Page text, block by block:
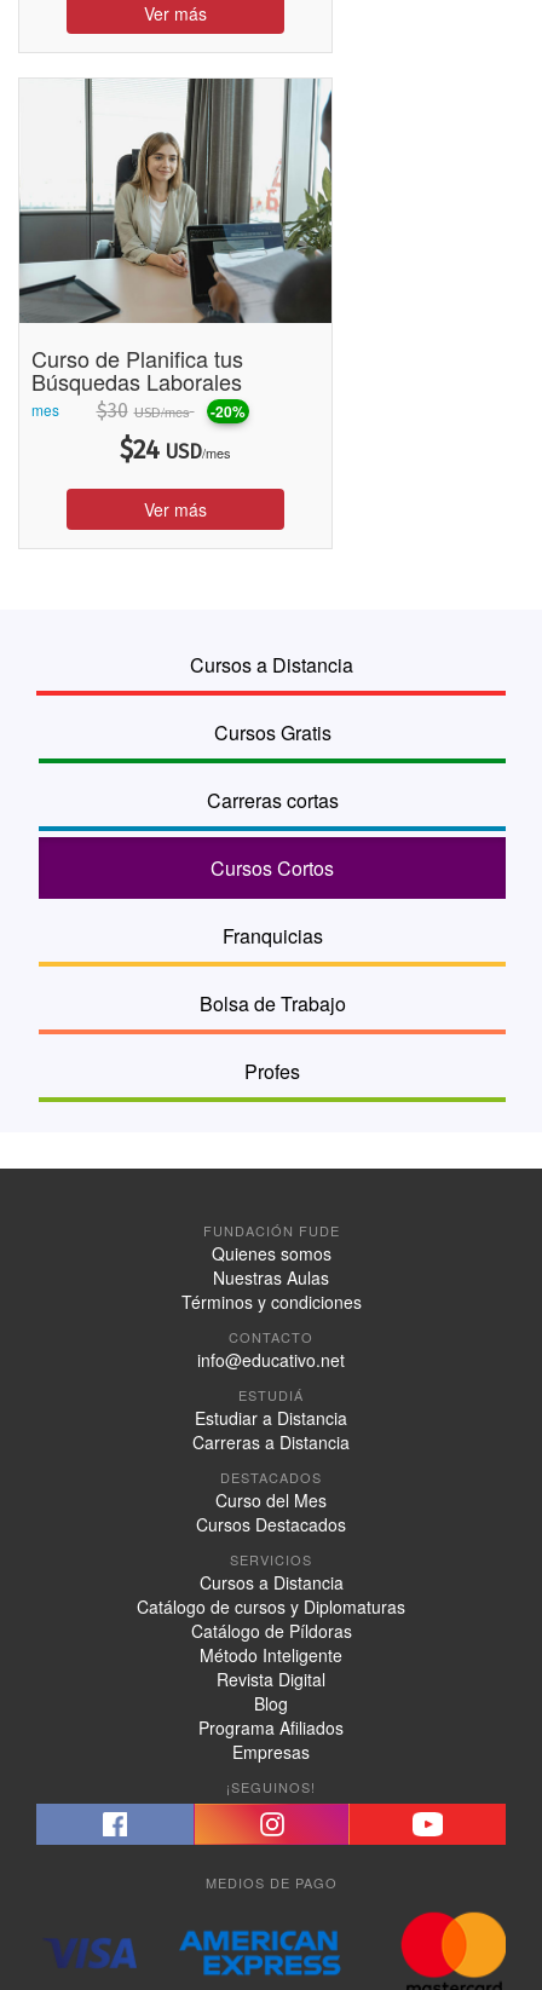
Ver más
Curso de Planifica tus
Búsquedas Laborales
mes $30 USD/mes -20%
$24 USD/mes
Ver más
Cursos a Distancia
Cursos Gratis
Carreras cortas
Cursos Cortos
Franquicias
Bolsa de Trabajo
Profes
FUNDACIÓN FUDE
Quienes somos
Nuestras Aulas
Términos y condiciones
CONTACTO
info@educativo.net
ESTUDIÁ
Estudiar a Distancia
Carreras a Distancia
DESTACADOS
Curso del Mes
Cursos Destacados
SERVICIOS
Cursos a Distancia
Catálogo de cursos y Diplomaturas
Catálogo de Píldoras
Método Inteligente
Revista Digital
Blog
Programa Afiliados
Empresas
¡SEGUINOS!
MEDIOS DE PAGO